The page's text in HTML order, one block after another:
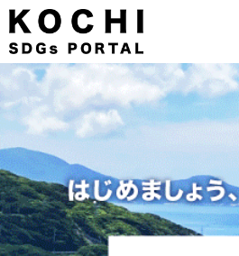
メインコンテンツに移動